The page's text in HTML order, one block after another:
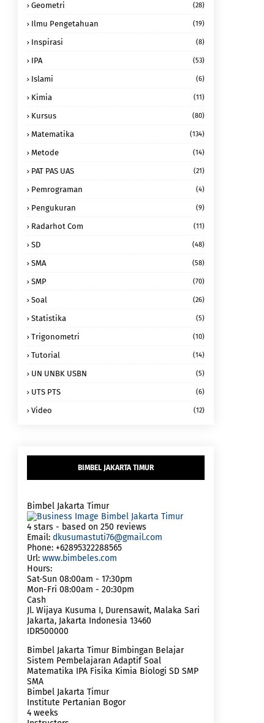
Geometri (28)
Ilmu Pengetahuan (19)
Inspirasi (8)
IPA (53)
Islami (6)
Kimia (11)
Kursus (80)
Matematika (134)
Metode (14)
PAT PAS UAS (21)
Pemrograman (4)
Pengukuran (9)
Radarhot Com (11)
SD (48)
SMA (58)
SMP (70)
Soal (26)
Statistika (5)
Trigonometri (10)
Tutorial (14)
UN UNBK USBN (5)
UTS PTS (6)
Video (12)
BIMBEL JAKARTA TIMUR
Bimbel Jakarta Timur
4 stars - based on 250 reviews
Email: dkusumastuti76@gmail.com
Phone: +62895322288565
Url: www.bimbeles.com
Hours:
Sat-Sun 08:00am - 17:30pm
Mon-Fri 08:00am - 20:30pm
Cash
Jl. Wijaya Kusuma I, Durensawit, Malaka Sari
Jakarta, Jakarta Indonesia 13460
IDR500000
Bimbel Jakarta Timur Bimbingan Belajar
Sistem Pembelajaran Adaptif Soal
Matematika IPA Fisika Kimia Biologi SD SMP
SMA
Bimbel Jakarta Timur
Institute Pertanian Bogor
4 weeks